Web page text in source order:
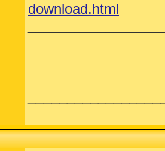
download.html